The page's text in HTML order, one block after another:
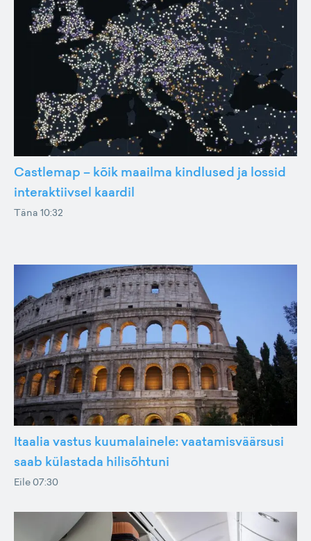
Castlemap – kõik maailma kindlused ja lossid
interaktiivsel kaardil
Täna 10:32
Itaalia vastus kuumalainele: vaatamisväärsusi
saab külastada hilisõhtuni
Eile 07:30